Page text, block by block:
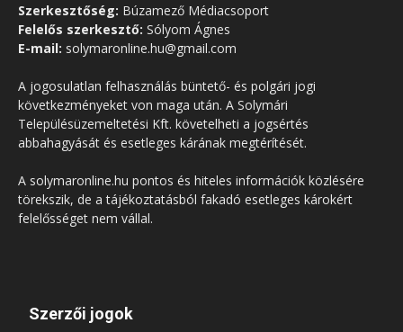
Szerkesztőség: Búzamező Médiacsoport
Felelős szerkesztő: Sólyom Ágnes
E-mail: solymaronline.hu@gmail.com
A jogosulatlan felhasználás büntető- és polgári jogi
következményeket von maga után. A Solymári
Településüzemeltetési Kft. követelheti a jogsértés
abbahagyását és esetleges kárának megtérítését.
A solymaronline.hu pontos és hiteles információk közlésére
törekszik, de a tájékoztatásból fakadó esetleges károkért
felelősséget nem vállal.
Szerzői jogok